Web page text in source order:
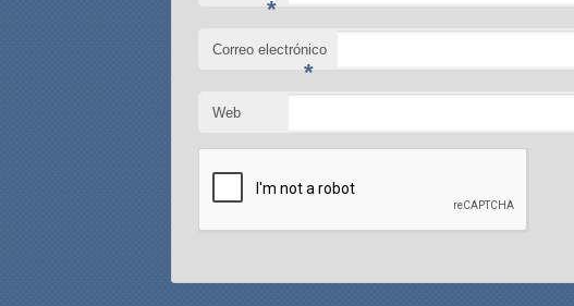
*
Correo electrónico
*
Web